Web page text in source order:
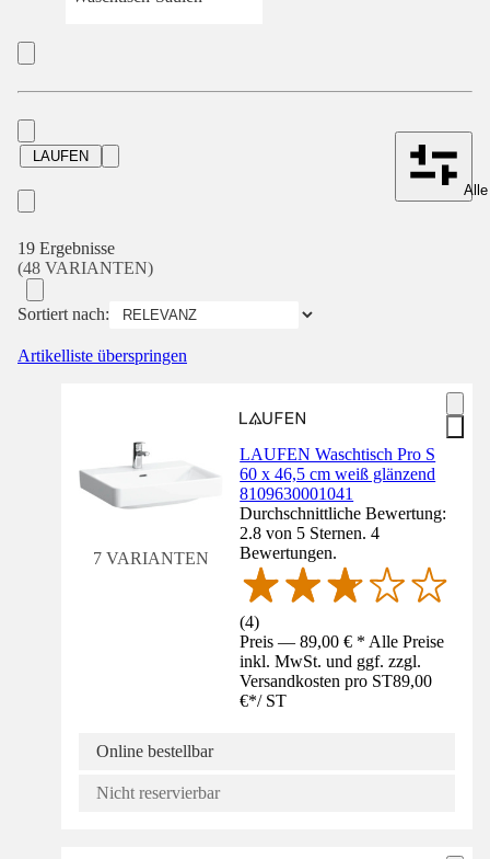
LAUFEN
19 Ergebnisse
(48 VARIANTEN)
Sortiert nach:
Artikelliste überspringen
7 VARIANTEN
LAUFEN Waschtisch Pro S
60 x 46,5 cm weiß glänzend
8109630001041
Durchschnittliche Bewertung:
2.8 von 5 Sternen. 4
Bewertungen.
(4)
Preis — 89,00 € * Alle Preise
inkl. MwSt. und ggf. zzgl.
Versandkosten pro ST89,00
€*/ ST
Online bestellbar
Nicht reservierbar